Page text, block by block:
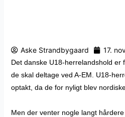
Aske Strandbygaard 17.
Det danske U18-herrelandshold er
de skal deltage ved A-EM. U18-
optakt, da de for nyligt blev
Men der venter nogle langt